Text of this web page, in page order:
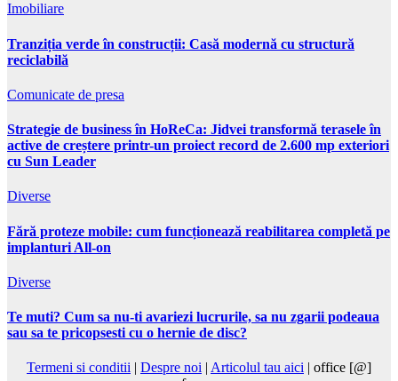
Imobiliare
Tranziția verde în construcții: Casă modernă cu structură
reciclabilă
Comunicate de presa
Strategie de business în HoReCa: Jidvei transformă terasele în
active de creștere printr-un proiect record de 2.600 mp exteriori
cu Sun Leader
Diverse
Fără proteze mobile: cum funcționează reabilitarea completă pe
implanturi All-on
Diverse
Te muti? Cum sa nu-ti avariezi lucrurile, sa nu zgarii podeaua
sau sa te pricopsesti cu o hernie de disc?
Termeni si conditii Despre noi Articolul tau aici | office [@]